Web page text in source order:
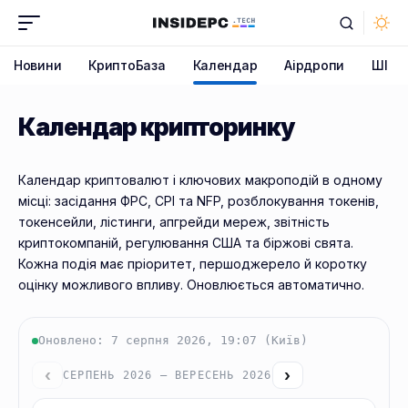
Новини КриптоБаза Календар Аірдропи ШІ
Календар крипторинку
Календар криптовалют і ключових макроподій в одному
місці: засідання ФРС, CPI та NFP, розблокування токенів,
токенсейли, лістинги, апгрейди мереж, звітність
криптокомпаній, регулювання США та біржові свята.
Кожна подія має пріоритет, першоджерело й коротку
оцінку можливого впливу. Оновлюється автоматично.
Оновлено: 7 серпня 2026, 19:07 (Київ)
‹ СЕРПЕНЬ 2026 — ВЕРЕСЕНЬ 2026 ›